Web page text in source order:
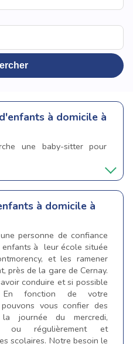
à domicile à
une baby-sitter pour
à domicile à
personne de confiance
à leur école située
et les ramener
près de la gare de Cernay.
conduire et si possible
En fonction de votre
vous confier des
journée du mercredi,
ou régulièrement et
scolaires. Notre besoin le